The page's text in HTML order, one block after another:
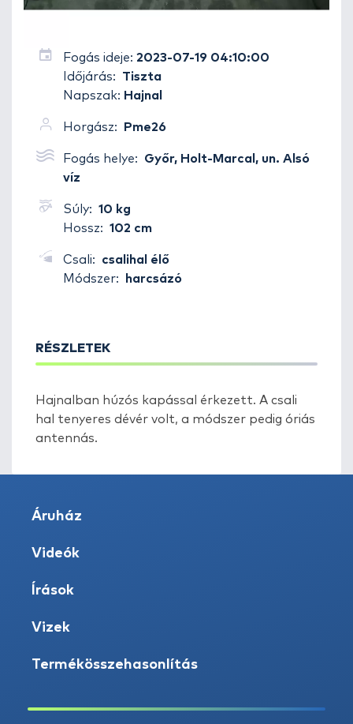
Fogás ideje: 2023-07-19 04:10:00
Időjárás:
Tiszta
Napszak: Hajnal
Horgász: Pme26
Fogás helye:
Győr, Holt-Marcal, un. Alsó
víz
Súly: 10 kg
Hossz: 102 cm
Csali:
csalihal élő
Módszer:
harcsázó
RÉSZLETEK
Hajnalban húzós kapással érkezett. A csali
hal tenyeres dévér volt, a módszer pedig óriás
antennás.
Áruház
Videók
Írások
Vizek
Termékösszehasonlítás